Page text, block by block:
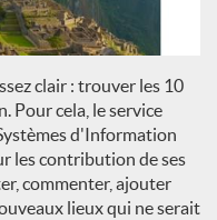
clair : trouver les 10
Pour cela, le service
d'Information
les contribution de ses
commenter, ajouter
lieux qui ne serait